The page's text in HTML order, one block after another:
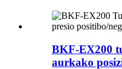
BKF-EX200
aurkako